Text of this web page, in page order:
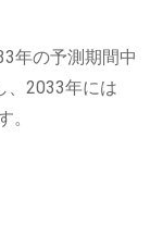
年の予測期間中
、2033年には
。